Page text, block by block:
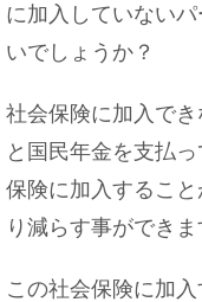
に加入していない
いでしょうか？
社会保険に加入で
と国民年金を支払
保険に加入するこ
り減らす事ができま
この社会保険に加